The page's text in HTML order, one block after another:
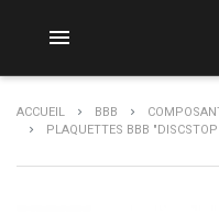

ACCUEIL BBB
PLAQUETTES BBB